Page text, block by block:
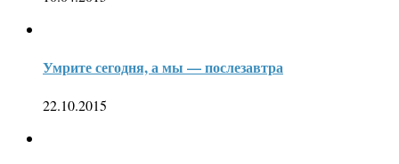
Умрите сегодня, а мы — послезавтра
22.10.2015